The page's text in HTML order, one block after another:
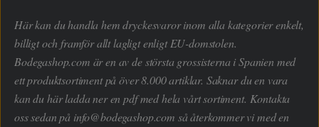
Här kan du handla hem dryckesvaror inom alla kategorier enkelt,
billigt och framför allt lagligt enligt EU-domstolen.
Bodegashop.com är en av de största grossisterna i Spanien med
ett produktsortiment på över 8.000 artiklar. Saknar du en vara
kan du här ladda ner en pdf med hela vårt sortiment. Kontakta
oss sedan på info@bodegashop.com så återkommer vi med en